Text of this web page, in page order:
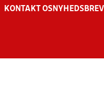
KONTAKT OS NYHEDSBREV